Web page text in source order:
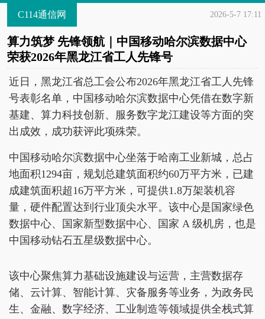
C114通信网 2026-5-7 17:11
算力筑梦 先锋领航｜中国移动哈尔滨数据中心
荣获2026年黑龙江省工人先锋号
近日，黑龙江省总工会公布2026年黑龙江省工人先锋
号表彰名单，中国移动哈尔滨数据中心凭借在数字新
基建、算力科技创新、服务数字龙江建设等方面的突
出成效，成功获评此项殊荣。
中国移动哈尔滨数据中心坐落于哈南工业新城，总占
地面积1294亩，规划总建筑面积约60万平方米，已建
成建筑面积超16万平方米，可提供1.8万架装机容
量，硬件配置达到行业顶尖水平。该中心是国家绿色
数据中心、国家新型数据中心、国家 A 级机房，也是
中国移动钻石五星级数据中心。
该中心聚焦算力基础设施建设与运营，主营数据存
储、云计算、智能计算、灾备服务等业务，为政务民
生、金融、数字经济、工业制造等领域提供全栈式算